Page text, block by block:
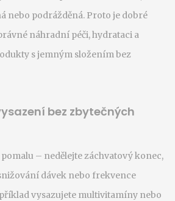
nebo podrážděná. Proto je dobré
náhradní péči, hydrataci a
s jemným složením bez
bez zbytečných
– nedělejte záchvatový konec,
dávek nebo frekvence
vysazujete multivitamíny nebo